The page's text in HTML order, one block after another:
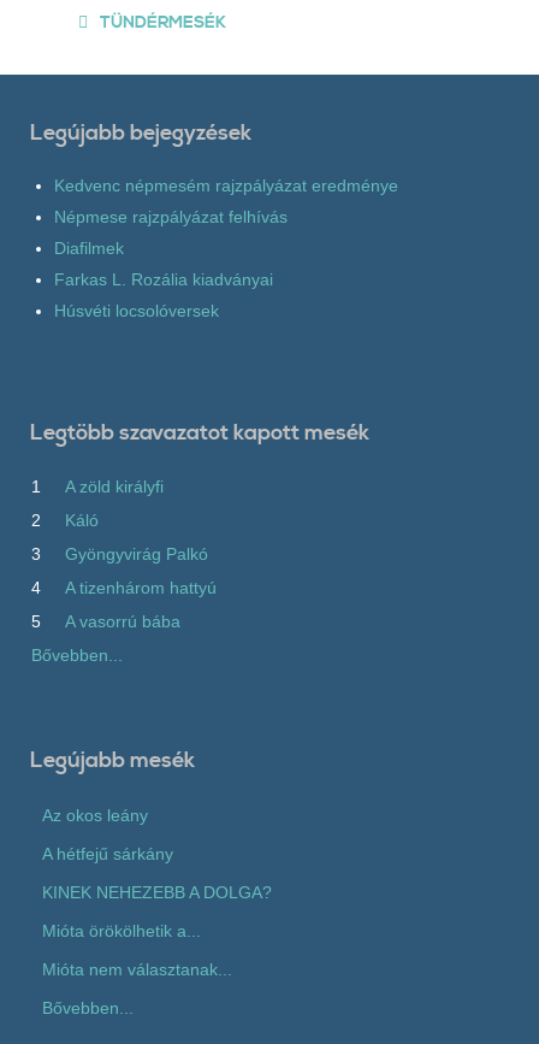
TÜNDÉRMESÉK
Legújabb bejegyzések
Kedvenc népmesém rajzpályázat eredménye
Népmese rajzpályázat felhívás
Diafilmek
Farkas L. Rozália kiadványai
Húsvéti locsolóversek
Legtöbb szavazatot kapott mesék
1
A zöld királyfi
2
Káló
3
Gyöngyvirág Palkó
4
A tizenhárom hattyú
5
A vasorrú bába
Bővebben...
Legújabb mesék
Az okos leány
A hétfejű sárkány
KINEK NEHEZEBB A DOLGA?
Mióta örökölhetik a...
Mióta nem választanak...
Bővebben...